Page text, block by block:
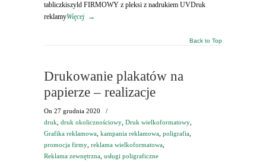
tabliczkiszyld FIRMOWY z pleksi z nadrukiem UVDruk
reklamyWięcej →
Back to Top
Drukowanie plakatów na
papierze – realizacje
On 27 grudnia 2020
/
druk druk okolicznościowy Druk wielkoformatowy
Grafika reklamowa kampania reklamowa poligrafia
promocja firmy reklama wielkoformatowa
Reklama zewnętrzna usługi poligraficzne